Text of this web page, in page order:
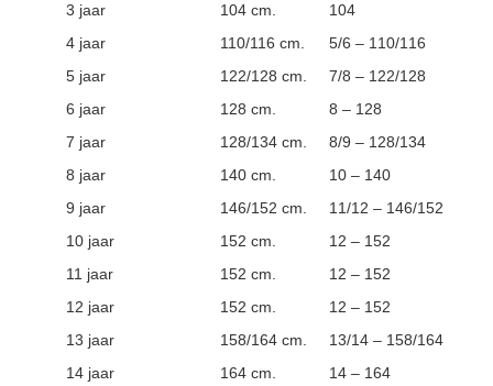
3 jaar
104 cm.
104
4 jaar
110/116 cm.
5/6 – 110/116
5 jaar
122/128 cm.
7/8 – 122/128
6 jaar
128 cm.
8 – 128
7 jaar
128/134 cm.
8/9 – 128/134
8 jaar
140 cm.
10 – 140
9 jaar
146/152 cm.
11/12 – 146/152
10 jaar
152 cm.
12 – 152
11 jaar
152 cm.
12 – 152
12 jaar
152 cm.
12 – 152
13 jaar
158/164 cm.
13/14 – 158/164
14 jaar
164 cm. 14 – 164